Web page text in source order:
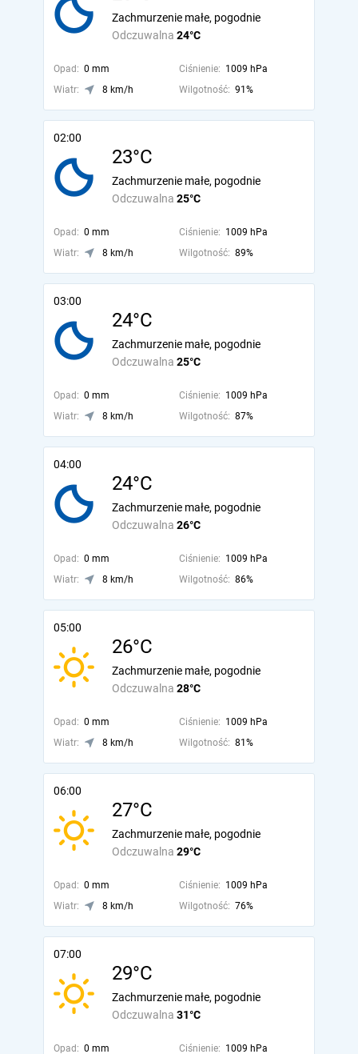
Odczuwalna 24°C
Zachmurzenie małe, pogodnie
Opad: 0 mm Ciśnienie: 1009 hPa
Wiatr:
8 km/h Wilgotność: 91%
02:00
23°C
Odczuwalna 25°C
Zachmurzenie małe, pogodnie
Opad: 0 mm Ciśnienie: 1009 hPa
Wiatr:
8 km/h Wilgotność: 89%
03:00
24°C
Odczuwalna 25°C
Zachmurzenie małe, pogodnie
Opad: 0 mm Ciśnienie: 1009 hPa
Wiatr:
8 km/h Wilgotność: 87%
04:00
24°C
Odczuwalna 26°C
Zachmurzenie małe, pogodnie
Opad: 0 mm Ciśnienie: 1009 hPa
Wiatr:
8 km/h Wilgotność: 86%
05:00
26°C
Odczuwalna 28°C
Zachmurzenie małe, pogodnie
Opad: 0 mm Ciśnienie: 1009 hPa
Wiatr:
8 km/h Wilgotność: 81%
06:00
27°C
Odczuwalna 29°C
Zachmurzenie małe, pogodnie
Opad: 0 mm Ciśnienie: 1009 hPa
Wiatr:
8 km/h Wilgotność: 76%
07:00
29°C
Odczuwalna 31°C
Zachmurzenie małe, pogodnie
Opad: 0 mm Ciśnienie: 1009 hPa